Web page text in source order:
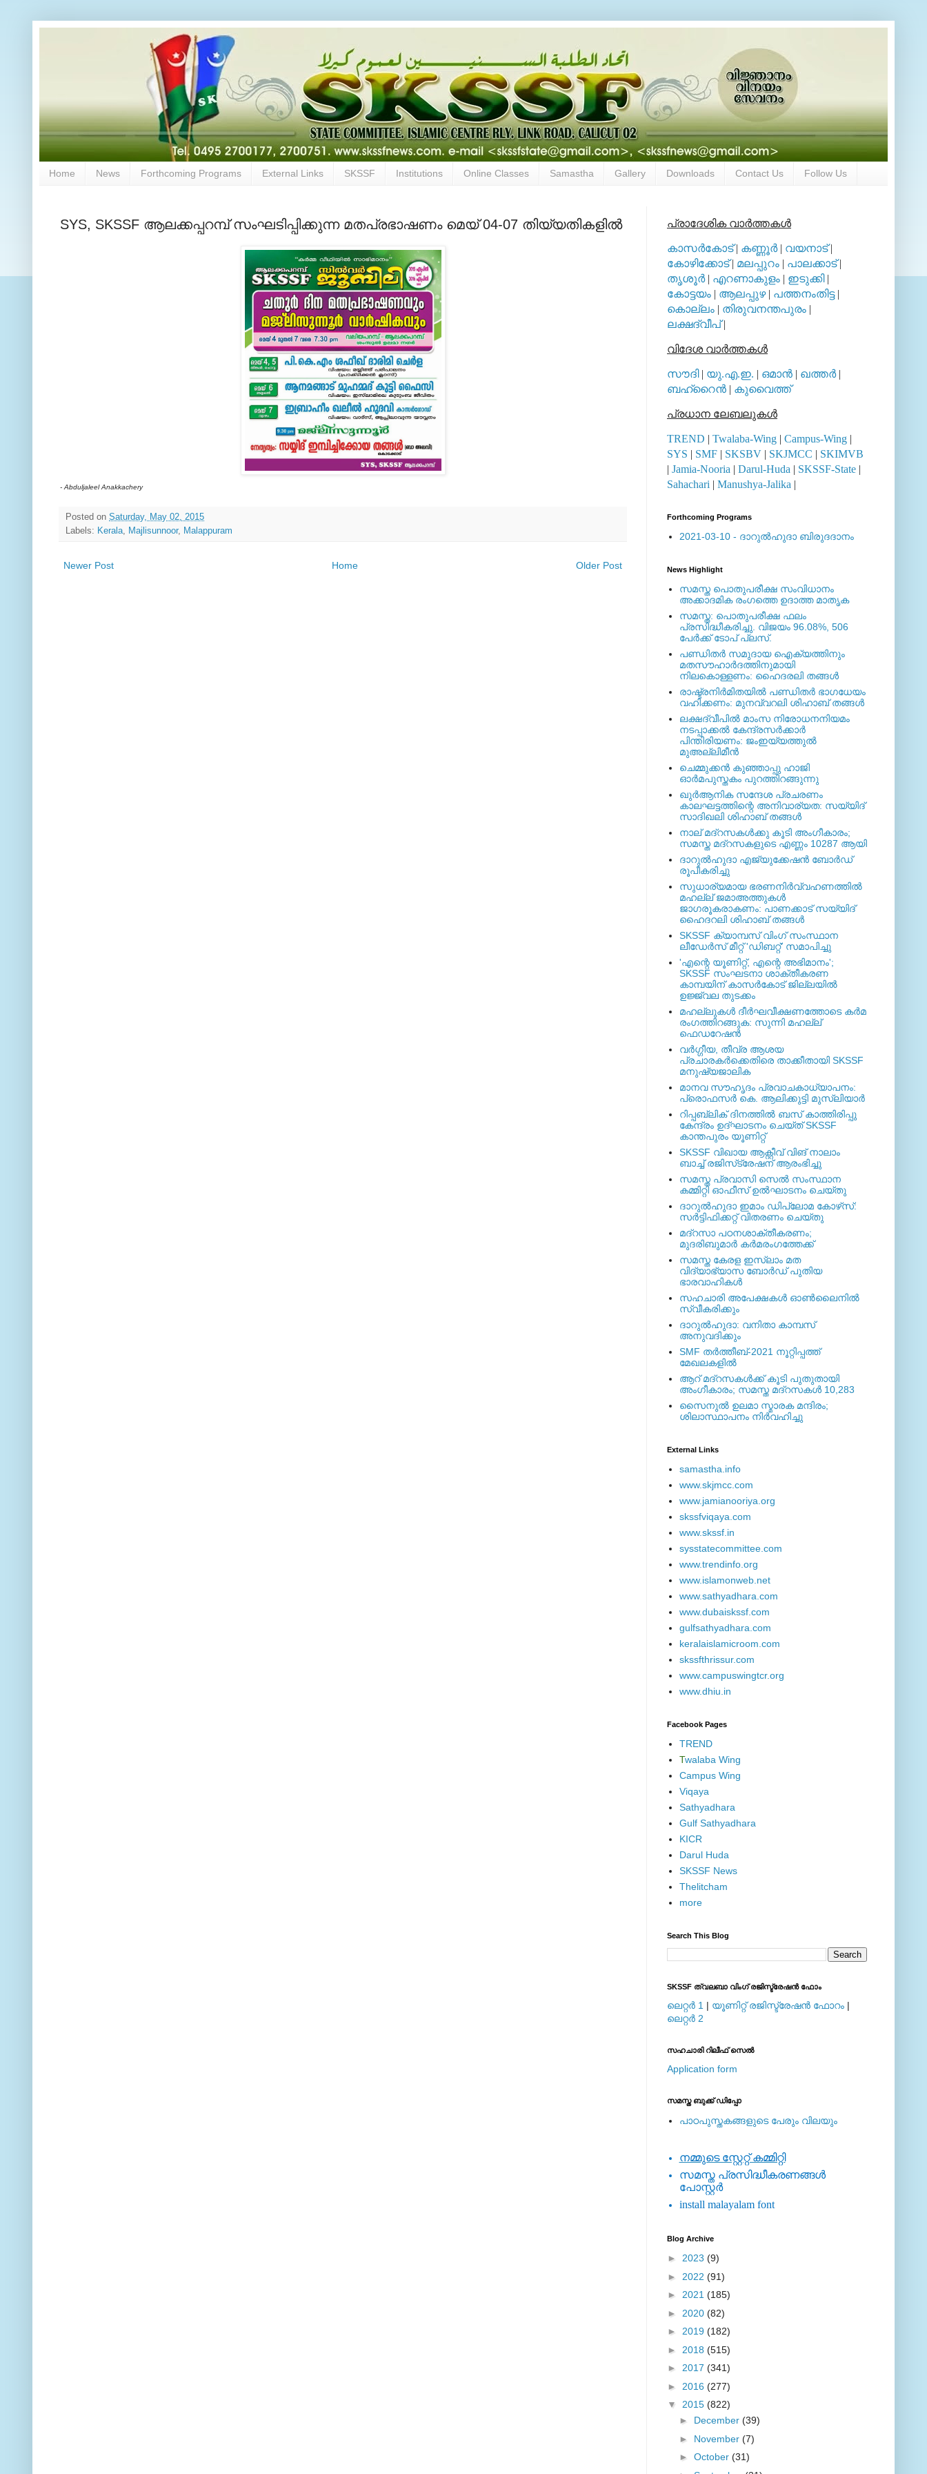
Home News Forthcoming Programs External Links SKSSF Institutions Online Classes Samastha Gallery Downloads Contact Us Follow Us
SYS, SKSSF ആലക്കപ്പറമ്പ് സംഘടിപ്പിക്കുന്ന മതപ്രഭാഷണം മെയ് 04-07 തിയ്യതികളില്‍
- Abduljaleel Anakkachery
Posted on Saturday, May 02, 2015
Labels: Kerala Majlisunnoor, Malappuram
Newer Post Older Post
Home
പ്രാദേശിക വാര്‍ത്തകള്‍
കാസര്‍കോട്| കണ്ണൂര്‍| വയനാട്|
കോഴിക്കോട്| മലപ്പുറം | പാലക്കാട്|
തൃശൂര്‍| എറണാകുളം | ഇടുക്കി|
കോട്ടയം | ആലപ്പുഴ| പത്തനംതിട്ട|
കൊല്ലം | തിരുവനന്തപുരം |
ലക്ഷദ്വീപ്|
വിദേശ വാര്‍ത്തകള്‍
സൗദി| യു.എ.ഇ. | ഒമാന്‍ | ഖത്തര്‍|
ബഹ്റൈന്‍ | കുവൈത്ത്
പ്രധാന ലേബലുകള്‍
TREND | Twalaba-Wing | Campus-Wing |
SYS | SMF | SKSBV | SKJMCC | SKIMVB
| Jamia-Nooria | Darul-Huda | SKSSF-State |
Sahachari | Manushya-Jalika |
Forthcoming Programs
2021-03-10 - ദാറുല്‍ഹുദാ ബിരുദദാനം
News Highlight
സമസ്ത പൊതുപരീക്ഷ സംവിധാനം
അക്കാദമിക രംഗത്തെ ഉദാത്ത മാതൃക
സമസ്ത: പൊതുപരീക്ഷ ഫലം
പ്രസിദ്ധീകരിച്ചു. വിജയം 96.08%, 506
പേര്‍ക്ക് ടോപ് പ്ലസ്.
പണ്ഡിതര്‍ സമുദായ ഐക്യത്തിനും
മതസൗഹാര്‍ദത്തിനുമായി
നിലകൊള്ളണം: ഹൈദരലി തങ്ങള്‍
രാഷ്ട്രനിര്‍മിതയില്‍ പണ്ഡിതര്‍ ഭാഗധേയം
വഹിക്കണം: മുനവ്വറലി ശിഹാബ് തങ്ങള്‍
ലക്ഷദ്വീപില്‍ മാംസ നിരോധനനിയമം
നടപ്പാക്കല്‍ കേന്ദ്രസര്‍ക്കാര്‍
പിന്തിരിയണം: ജംഇയ്യത്തുല്‍
മുഅല്ലിമീന്‍
ചെമ്മുക്കന്‍ കുഞ്ഞാപ്പു ഹാജി
ഓര്‍മപുസ്തകം പുറത്തിറങ്ങുന്നു
ഖുര്‍ആനിക സന്ദേശ പ്രചരണം
കാലഘട്ടത്തിന്റെ അനിവാര്യത: സയ്യിദ്
സാദിഖലി ശിഹാബ് തങ്ങള്‍
നാല് മദ്‌റസകള്‍ക്കു കൂടി അംഗീകാരം;
സമസ്ത മദ്‌റസകളുടെ എണ്ണം 10287 ആയി
ദാറുല്‍ഹുദാ എജ്യുക്കേഷന്‍ ബോര്‍ഡ്
രൂപീകരിച്ചു
സുധാര്യമായ ഭരണനിര്‍വ്വഹണത്തില്‍
മഹല്ല് ജമാഅത്തുകള്‍
ജാഗരൂകരാകണം: പാണക്കാട് സയ്യിദ്
ഹൈദറലി ശിഹാബ് തങ്ങള്‍
SKSSF ക്യാമ്പസ് വിംഗ് സംസ്ഥാന
ലീഡേർസ് മീറ്റ് 'ഡിബറ്റ്' സമാപിച്ചു
'എന്റെ യൂണിറ്റ്, എന്റെ അഭിമാനം';
SKSSF സംഘടനാ ശാക്തീകരണ
കാമ്പയിന് കാസര്‍കോട് ജില്ലയില്‍
ഉജ്ജ്വല തുടക്കം
മഹല്ലുകള്‍ ദീര്‍ഘവീക്ഷണത്തോടെ കര്‍മ
രംഗത്തിറങ്ങുക: സുന്നി മഹല്ല്
ഫെഡറേഷന്‍
വര്‍ഗ്ഗീയ, തീവ്ര ആശയ
പ്രചാരകര്‍ക്കെതിരെ താക്കീതായി SKSSF
മനുഷ്യജാലിക
മാനവ സൗഹൃദം പ്രവാചകാധ്യാപനം:
പ്രൊഫസർ കെ. ആലിക്കുട്ടി മുസ്ലിയാർ
റിപ്പബ്ലിക് ദിനത്തില്‍ ബസ് കാത്തിരിപ്പു
കേന്ദ്രം ഉദ്ഘാടനം ചെയ്ത്‌ SKSSF
കാന്തപുരം യൂണിറ്റ്
SKSSF വിഖായ ആക്റ്റീവ് വിങ് നാലാം
ബാച്ച് രജിസ്‌ട്രേഷന് ആരംഭിച്ചു
സമസ്ത പ്രവാസി സെല്‍ സംസ്ഥാന
കമ്മിറ്റി ഓഫീസ് ഉല്‍ഘാടനം ചെയ്തു
ദാറുല്‍ഹുദാ ഇമാം ഡിപ്ലോമ കോഴ്‌സ്:
സര്‍ട്ടിഫിക്കറ്റ് വിതരണം ചെയ്തു
മദ്‌റസാ പഠനശാക്തീകരണം;
മുദരിബുമാര്‍ കര്‍മരംഗത്തേക്ക്
സമസ്ത കേരള ഇസ്ലാം മത
വിദ്യാഭ്യാസ ബോര്‍ഡ് പുതിയ
ഭാരവാഹികള്‍
സഹചാരി അപേക്ഷകൾ ഓൺലൈനിൽ
സ്വീകരിക്കും
ദാറുല്‍ഹുദാ: വനിതാ കാമ്പസ്
അനുവദിക്കും
SMF തര്‍ത്തീബ്-2021 നൂറ്റിപ്പത്ത്
മേഖലകളില്‍
ആറ് മദ്റസകള്‍ക്ക് കൂടി പുതുതായി
അംഗീകാരം; സമസ്ത മദ്റസകള്‍ 10,283
സൈനുല്‍ ഉലമാ സ്മാരക മന്ദിരം;
ശിലാസ്ഥാപനം നിര്‍വഹിച്ചു
External ‎Links
samastha.info
www.skjmcc.com
www.jamianooriya.org
skssfviqaya.com
www.skssf.in
sysstatecommittee.com
www.trendinfo.org
www.islamonweb.net
www.sathyadhara.com
www.dubaiskssf.com
gulfsathyadhara.com
keralaislamicroom.com
skssfthrissur.com
www.campuswingtcr.org
www.dhiu.in
Facebook Pages
TREND
Twalaba Wing
Campus Wing
Viqaya
Sathyadhara
Gulf Sathyadhara
KICR
Darul Huda
SKSSF News
Thelitcham
more
Search This Blog
SKSSF ത്വലബാ വിംഗ് രജിസ്ട്രേഷന്‍ ഫോം
ലെറ്റര്‍ 1 | യൂണിറ്റ് രജിസ്ട്രേഷന്‍ ഫോറം |
ലെറ്റര്‍ 2
സഹചാരി റിലീഫ് സെല്‍
Application form
സമസ്ത ബുക്ക് ഡിപ്പോ
പാഠപുസ്തകങ്ങളുടെ പേരും വിലയും
നമ്മുടെ സ്റ്റേറ്റ് കമ്മിറ്റി
സമസ്ത പ്രസിദ്ധീകരണങ്ങള്‍
പോസ്റ്റര്‍
install malayalam font
Blog Archive
► 2023 (9)
► 2022 (91)
► 2021 (185)
► 2020 (82)
► 2019 (182)
► 2018 (515)
► 2017 (341)
► 2016 (277)
▼ 2015 (822)
► December (39)
► November (7)
► October (31)